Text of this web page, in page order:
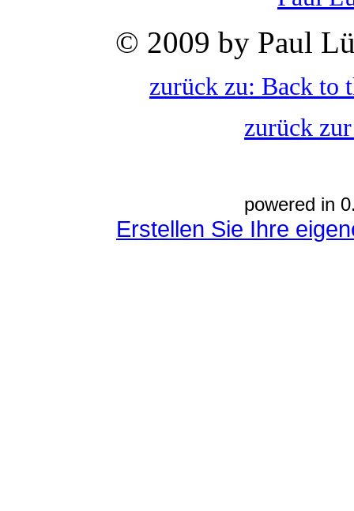
© 2009 by Paul
zurück zu: Back to
zurück
powered in
Erstellen Sie Ihre